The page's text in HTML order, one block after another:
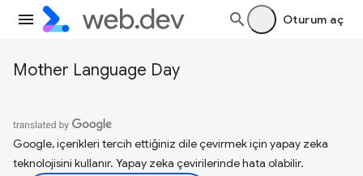
Oturum aç
Mother Language Day
Google, içerikleri tercih ettiğiniz dile çevirmek için yapay zeka
teknolojisini kullanır. Yapay zeka çevirilerinde hata olabilir.